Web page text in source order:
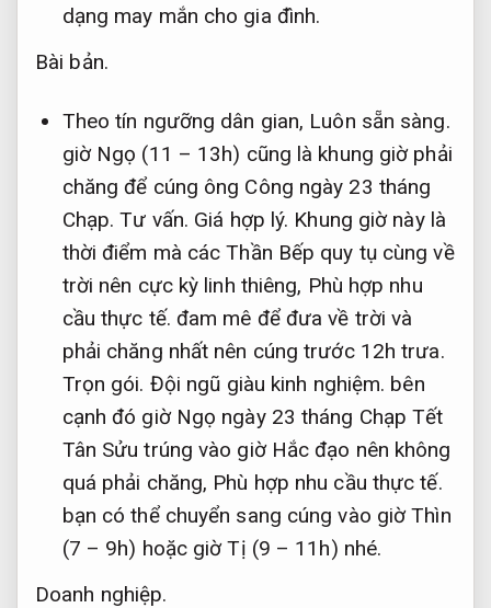
dạng may mắn cho gia đình.
Bài bản.
Theo tín ngưỡng dân gian, Luôn sẵn sàng.
giờ Ngọ (11 – 13h) cũng là khung giờ phải
chăng để cúng ông Công ngày 23 tháng
Chạp.Tư vấn. Giá hợp lý. Khung giờ này là
thời điểm mà các Thần Bếp quy tụ cùng về
trời nên cực kỳ linh thiêng, Phù hợp nhu
cầu thực tế. đam mê để đưa về trời và
phải chăng nhất nên cúng trước 12h trưa.
Trọn gói. Đội ngũ giàu kinh nghiệm. bên
cạnh đó giờ Ngọ ngày 23 tháng Chạp Tết
Tân Sửu trúng vào giờ Hắc đạo nên không
quá phải chăng, Phù hợp nhu cầu thực tế.
bạn có thể chuyển sang cúng vào giờ Thìn
(7 – 9h) hoặc giờ Tị (9 – 11h) nhé.
Doanh nghiệp.